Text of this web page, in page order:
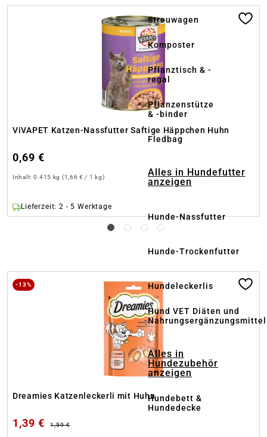
Streuwagen
Komposter
Pflanztisch & -
regal
Pflanzenstütze
& -binder
Fledbag
Alles in Hundefutter
anzeigen
Hunde-Nassfutter
Hunde-Trockenfutter
Hundeleckerlis
Hund VET Diäten und
Nahrungsergänzungsmittel
Alles in
Hundezubehör
anzeigen
Hundebett &
Hundedecke
ViVAPET Katzen-Nassfutter Saftige Häppchen Huhn
0,69 €
Inhalt: 0.415 kg (1,66 € / 1 kg)
Lieferzeit: 2 - 5 Werktage
Produktgalerie überspringen
-13%
Dreamies Katzenleckerli mit Huhn
1,39 € 1,59 €